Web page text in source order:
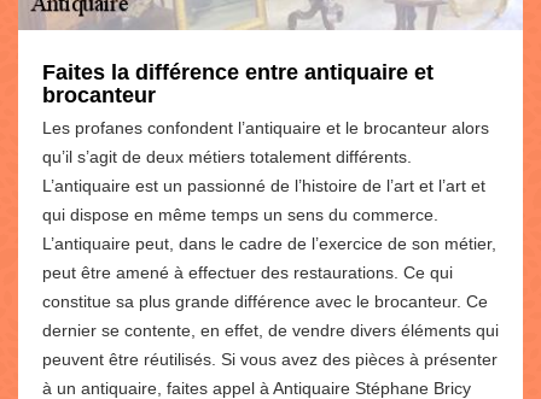
Faites la différence entre antiquaire et
brocanteur
Les profanes confondent l’antiquaire et le brocanteur alors
qu’il s’agit de deux métiers totalement différents.
L’antiquaire est un passionné de l’histoire de l’art et l’art et
qui dispose en même temps un sens du commerce.
L’antiquaire peut, dans le cadre de l’exercice de son métier,
peut être amené à effectuer des restaurations. Ce qui
constitue sa plus grande différence avec le brocanteur. Ce
dernier se contente, en effet, de vendre divers éléments qui
peuvent être réutilisés. Si vous avez des pièces à présenter
à un antiquaire, faites appel à Antiquaire Stéphane Bricy